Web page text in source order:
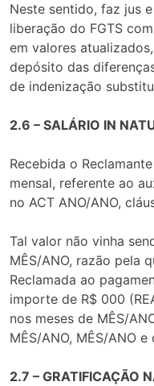
Neste sentido, faz jus
liberação do FGTS
em valores
depósito das
de indenização
2.6 – SALÁRIO IN
Recebida o
mensal, referente ao
no ACT ANO/ANO,
Tal valor não vinha
MÊS/ANO, razão pela
Reclamada ao
importe de R$ 000
nos meses de MÊS/
MÊS/ANO, MÊS/ANO
2.7 – GRATIFICAÇÃO